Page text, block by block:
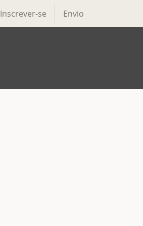
Inscrever-se Envio